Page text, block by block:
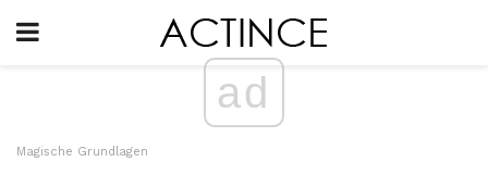
ad
Magische Grundlagen